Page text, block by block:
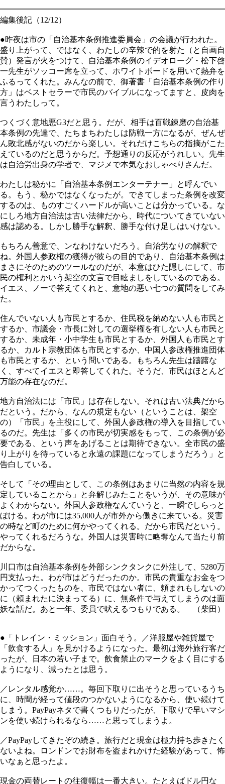
編集後記（12/12）
●昨夜は市の「自治基本条例推進委員会」の会議が行われた。
盛り上がって、ではなく、わたしの辛辣で的を射た（と自画自
賛）発言が火をつけて、自治基本条例のイデオローグ・松下啓
一先生がソッコー席を立って、ホワイトボードを用いて熱弁を
ふるってくれた。みんなの前で、御著書「自治基本条例の作り
方」はベストセラーで市民のバイブルになってますと、皮肉を
言うわたしって。
つくづく意地悪G3だと思う。だが、相手は百戦錬磨の自治基
本条例の先達で、たちまちわたしは防戦一方になるが、ぜんぜ
ん敗北感がないのだから楽しい。それだけこちらの指摘がこた
えているのだと思うからだ。予想通りの反応がうれしい。先生
は自治労出身の学者で、マジメで本気なおしゃべりさんだ。
わたしは秘かに「自治基本条例エンターテナー」と呼んでい
る。もう、秘かではなくなったが。できてしまった条例を改変
するのは、ものすごくハードルが高いことは分かっている。な
にしろ地方自治法は古い法律だから、時代についてきていない
感は認める。しかし勝手な解釈、勝手な付け足しはいけない。
もちろん善意で、ンなわけないだろう。自治労なりの解釈で
ね。外国人参政権の獲得が彼らの目的であり、自治基本条例は
まさにそのためのツールなのだが、本意はひた隠しにして、市
民の権利とかいう架空の文言で目眩ましをしているのである。
イエス、ノーで答えてくれと、意地の悪い七つの質問をしてみ
た。
住んでいない人も市民とするか、住民税を納めない人も市民と
するか、市議会・市長に対しての選挙権を有しない人も市民と
するか、未成年・小中学生も市民とするか、外国人も市民とす
るか、カルト宗教団体も市民とするか、中国人参政権推進団体
も市民とするか、という問いである。もちろん先生は躊躇な
く、すべてイエスと即答してくれた。そうだ、市民はほとんど
万能の存在なのだ。
地方自治法には「市民」は存在しない。それは古い法典だから
だという。だから、なんの規定もない（ということは、架空
の）「市民」を主役にして、外国人参政権の導入を目指してい
るのだ。先生は「多くの市民が切実感をもって、この条例が必
要である、という声をあげることは期待できない。全市民の盛
り上がりを待っていると永遠の課題になってしまうだろう」と
告白している。
そして「その理由として、この条例はあまりに当然の内容を規
定していることから」と弁解じみたことをいうが、その意味が
よくわからない。外国人参政権なんていうと、一瞬でしらっと
ぼける。わが市には35,000人が市外から働きに来ている。災害
の時など町のために何かやってくれる。だから市民だという。
やってくれるだろうな。外国人は災害時に略奪なんて当たり前
だからな。
川口市は自治基本条例を外部シンクタンクに外注して、5280万
円支払った。わが市はどうだったのか。市民の貴重なお金をつ
かってつくったものを、市民ではない者に、頼まれもしないの
に（頼まれたに決まってる）に、無条件で与えてしまうのは面
妖な話だ。あと一年、委員で吠えるつもりである。 （柴田）
●「トレイン・ミッション」面白そう。／洋服屋や雑貨屋で
「飲食する人」を見かけるようになった。最初は海外旅行客だ
ったが、日本の若い子まで。飲食禁止のマークをよく目にする
ようになり、減ったとは思う。
／レンタル感覚か……。毎回下取りに出そうと思っているうち
に、時間が経って値段のつかないようになるから、使い続けて
しまう。PayPayネタで書くつもりだったが、下取りで早いマシ
ンを使い続けられるなら……と思ってしまうよ。
／PayPayしてきたぞの続き。旅行だと現金は極力持ち歩きたく
ないよね。ロンドンでお財布を盗まれかけた経験があって、怖
いなぁと思ったよ。
現金の両替レートの往復幅は一番大きい。たとえばドル円な